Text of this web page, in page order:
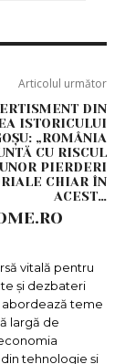
Articolul următor
DIN
ISTORICULUI
„ROMÂNIA
CU RISCUL
UNOR PIERDERI
CHIAR ÎN
ACEST…
vitală pentru
și dezbateri
abordează teme
largă de
tehnologie și